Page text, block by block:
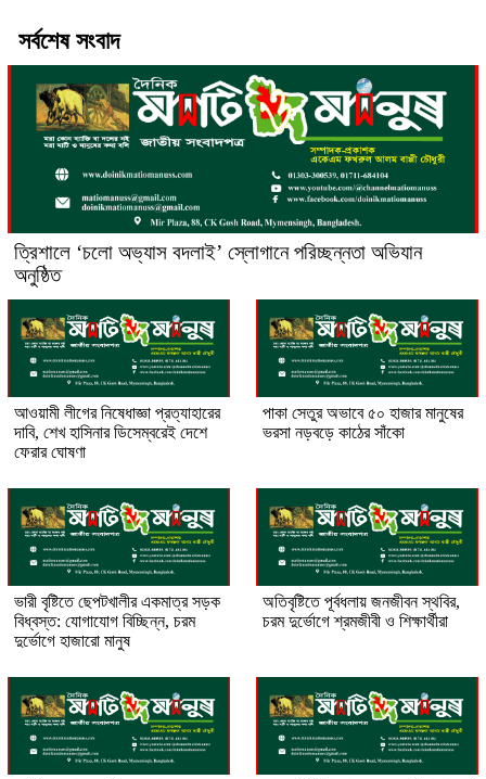
সর্বশেষ সংবাদ
‎ত্রিশালে ‘চলো অভ্যাস বদলাই’ স্লোগানে পরিচ্ছন্নতা অভিযান
অনুষ্ঠিত
আওয়ামী লীগের নিষেধাজ্ঞা প্রত্যাহারের
দাবি, শেখ হাসিনার ডিসেম্বরেই দেশে
ফেরার ঘোষণা
পাকা সেতুর অভাবে ৫০ হাজার মানুষের
ভরসা নড়বড়ে কাঠের সাঁকো
ভারী বৃষ্টিতে ছেপটখালীর একমাত্র সড়ক
বিধ্বস্ত: যোগাযোগ বিচ্ছিন্ন, চরম
দুর্ভোগে হাজারো মানুষ
অতিবৃষ্টিতে পূর্বধলায় জনজীবন স্থবির,
চরম দুর্ভোগে শ্রমজীবী ও শিক্ষার্থীরা